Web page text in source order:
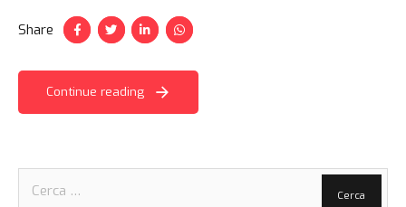
Share
Continue reading
per: